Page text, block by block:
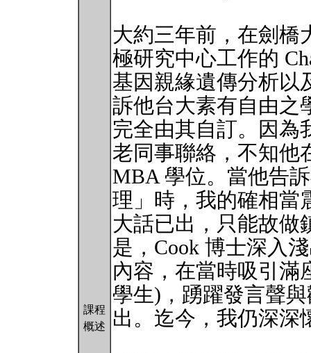
課程
概述
大約三年前，在劍橋
極研究中心工作的
基因親緣遺傳分析以
訴他台大素有自由之
完全由其自訂。因為
老同事聯絡，不知他
MBA 學位。當他告
理」時，我的確相當
大話已出，只能故做
是，Cook 博士深入
內容，在當時吸引滿
學生)，踴躍發言聲
出。迄今，我仍深深